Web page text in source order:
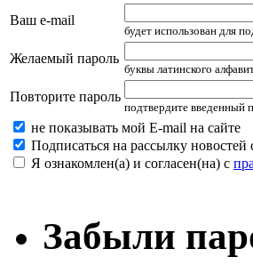
Ваш e-mail
будет использован для
Желаемый пароль
буквы латинского
Повторите пароль
подтвердите введенный
не показывать мой E-mail на сайте
Подписаться на рассылку новостей
Я ознакомлен(а) и согласен(на) с
Забыли